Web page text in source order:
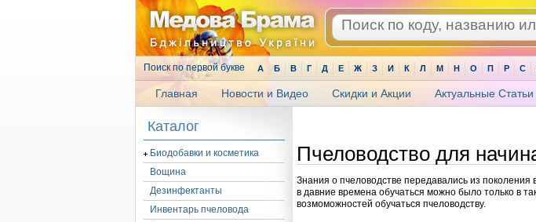
Поиск по первой букве А Б В Г Д Е Ж З И К Л М Н О П Р С
Главная Новости и Видео Скидки и Акции Актуальные Статьи
Каталог
Биодобавки и косметика
Вощина
Дезинфектанты
Инвентарь пчеловода
Пчеловодство для
Знания о пчеловодстве передавались из поколения
в давние времена обучаться можно было только в
возмоможностей обучаться пчеловодству.